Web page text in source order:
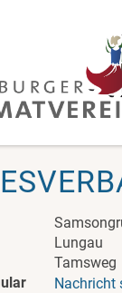
Lungau
Tamsweg
Nachricht